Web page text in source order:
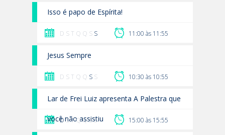
Isso é papo de Espírita!
D S T Q Q S S 11:00 às 11:55
Jesus Sempre
D S T Q Q S S 10:30 às 10:55
Lar de Frei Luiz apresenta A Palestra que
você não assistiu
DS T Q Q S S 15:00 às 15:55